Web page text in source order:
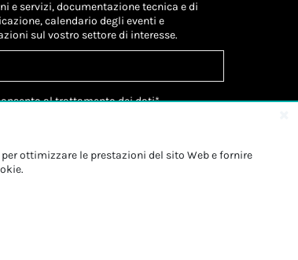
e servizi, documentazione tecnica e di
calendario degli eventi e
sul vostro settore di interesse.
altrattamento dei dati*
dati personali a fini dimarketing*
ottimizzare le prestazioni del sito Web e fornire